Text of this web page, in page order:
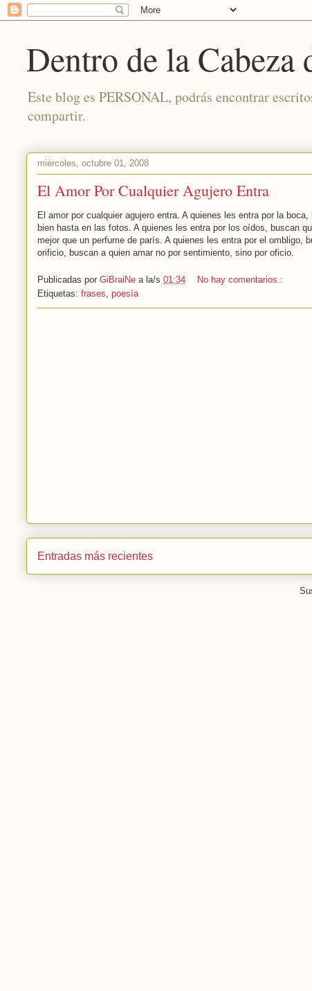
Dentro de la
Este blog es PERSONAL, podrás encontrar
compartir.
miércoles, octubre 01, 2008
El Amor Por Cualquier Agujero Entra
El amor por cualquier agujero entra. A quienes les entra por la
bien hasta en las fotos. A quienes les entra por los oídos, buscan
mejor que un perfume de parís. A quienes les entra por el ombligo,
orificio, buscan a quien amar no por sentimiento, sino por oficio.
Publicadas por GiBraiNe a la/s 01:34
No hay comentarios.:
Etiquetas: frases poesía
Entradas más recientes